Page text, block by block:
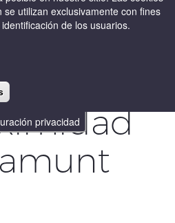
privacidad
utilizan exclusivamente con fines
de los usuarios.
de